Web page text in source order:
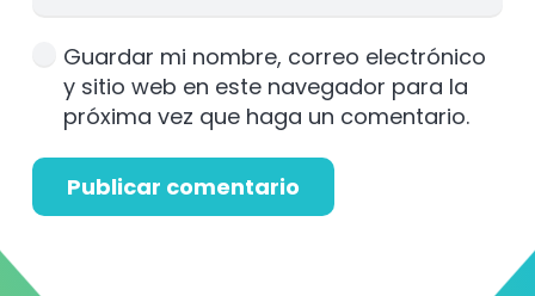
Guardar mi nombre, correo electrónico
y sitio web en este navegador para la
próxima vez que haga un comentario.
Publicar comentario